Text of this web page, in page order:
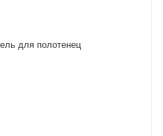
для полотенец